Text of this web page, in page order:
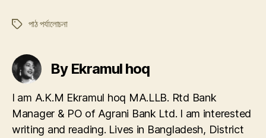
Tagsপাঠ পর্যালোচনা
By Ekramul hoq
I am A.K.M Ekramul hoq MA.LLB. Rtd Bank
Manager & PO of Agrani Bank Ltd. I am interested
writing and reading. Lives in Bangladesh, District